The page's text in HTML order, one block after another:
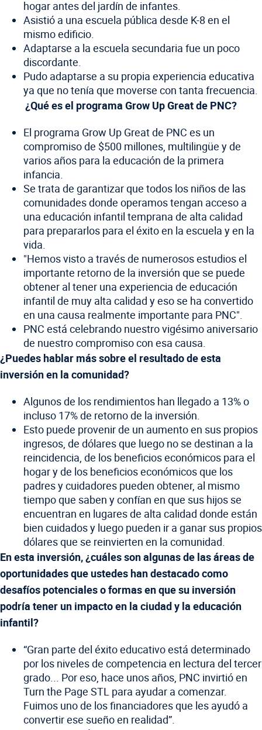
hogar antes del jardín de infantes.
Asistió a una escuela pública desde K-8 en el
mismo edificio.
Adaptarse a la escuela secundaria fue un poco
discordante.
Pudo adaptarse a su propia experiencia educativa
ya que no tenía que moverse con tanta frecuencia.
¿Qué es el programa Grow Up Great de PNC?
El programa Grow Up Great de PNC es un
compromiso de $500 millones, multilingüe y de
varios años para la educación de la primera
infancia.
Se trata de garantizar que todos los niños de las
comunidades donde operamos tengan acceso a
una educación infantil temprana de alta calidad
para prepararlos para el éxito en la escuela y en la
vida.
"Hemos visto a través de numerosos estudios el
importante retorno de la inversión que se puede
obtener al tener una experiencia de educación
infantil de muy alta calidad y eso se ha convertido
en una causa realmente importante para PNC".
PNC está celebrando nuestro vigésimo aniversario
de nuestro compromiso con esa causa.
¿Puedes hablar más sobre el resultado de esta
inversión en la comunidad?
Algunos de los rendimientos han llegado a 13% o
incluso 17% de retorno de la inversión.
Esto puede provenir de un aumento en sus propios
ingresos, de dólares que luego no se destinan a la
reincidencia, de los beneficios económicos para el
hogar y de los beneficios económicos que los
padres y cuidadores pueden obtener, al mismo
tiempo que saben y confían en que sus hijos se
encuentran en lugares de alta calidad donde están
bien cuidados y luego pueden ir a ganar sus propios
dólares que se reinvierten en la comunidad.
En esta inversión, ¿cuáles son algunas de las áreas de
oportunidades que ustedes han destacado como
desafíos potenciales o formas en que su inversión
podría tener un impacto en la ciudad y la educación
infantil?
“Gran parte del éxito educativo está determinado
por los niveles de competencia en lectura del tercer
grado... Por eso, hace unos años, PNC invirtió en
Turn the Page STL para ayudar a comenzar.
Fuimos uno de los financiadores que les ayudó a
convertir ese sueño en realidad”.